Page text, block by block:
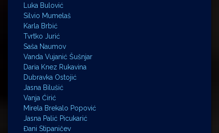
Luka Bulović
Silvio Mumelaš
Karla Brbić
Tvrtko Jurić
Saša Naumov
Vanda Vujanić Šušnjar
Daria Knez Rukavina
Dubravka Ostojić
Jasna Bilušić
Vanja Ćirić
Mirela Brekalo Popović
Jasna Palić Picukarić
Đani Stipaničev